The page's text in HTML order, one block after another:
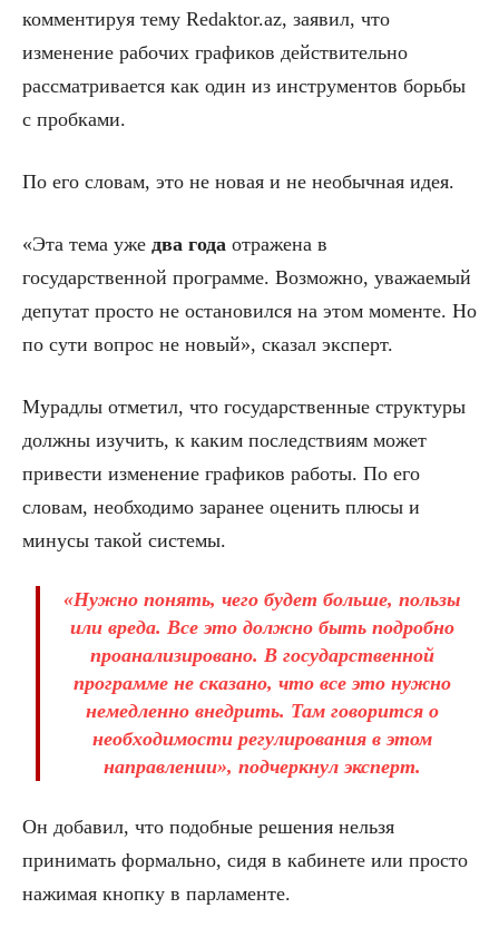
комментируя тему Redaktor.az, заявил, что
изменение рабочих графиков действительно
рассматривается как один из инструментов борьбы
с пробками.
По его словам, это не новая и не необычная идея.
«Эта тема уже два года отражена в
государственной программе. Возможно, уважаемый
депутат просто не остановился на этом моменте. Но
по сути вопрос не новый», сказал эксперт.
Мурадлы отметил, что государственные структуры
должны изучить, к каким последствиям может
привести изменение графиков работы. По его
словам, необходимо заранее оценить плюсы и
минусы такой системы.
«Нужно понять, чего будет больше, пользы
или вреда. Все это должно быть подробно
проанализировано. В государственной
программе не сказано, что все это нужно
немедленно внедрить. Там говорится о
необходимости регулирования в этом
направлении», подчеркнул эксперт.
Он добавил, что подобные решения нельзя
принимать формально, сидя в кабинете или просто
нажимая кнопку в парламенте.